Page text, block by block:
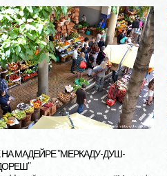
МАДЕЙРЕ "МЕРКАДУ-ДУШ-